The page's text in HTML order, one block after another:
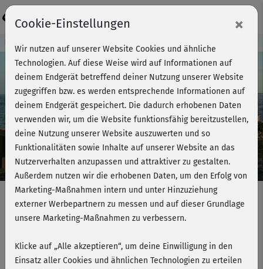
Play
Video
Kursvorschau - Jetzt mitmachen!
Pilates für den Rücken - dehnen &
bewegen
Cookie-Einstellungen ×
Wir nutzen auf unserer Website Cookies und ähnliche
Technologien. Auf diese Weise wird auf Informationen auf
deinem Endgerät betreffend deiner Nutzung unserer Website
zugegriffen bzw. es werden entsprechende Informationen auf
deinem Endgerät gespeichert. Die dadurch erhobenen Daten
verwenden wir, um die Website funktionsfähig bereitzustellen,
deine Nutzung unserer Website auszuwerten und so
Funktionalitäten sowie Inhalte auf unserer Website an das
Nutzerverhalten anzupassen und attraktiver zu gestalten.
Außerdem nutzen wir die erhobenen Daten, um den Erfolg von
Marketing-Maßnahmen intern und unter Hinzuziehung
externer Werbepartnern zu messen und auf dieser Grundlage
unsere Marketing-Maßnahmen zu verbessern.
Klicke auf „Alle akzeptieren“, um deine Einwilligung in den
Einsatz aller Cookies und ähnlichen Technologien zu erteilen